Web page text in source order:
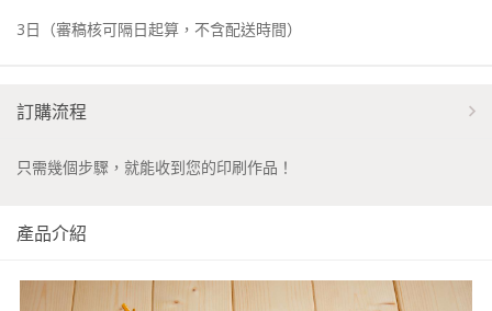
3日 （審稿核可隔日起算，不含配送時間）
訂購流程
只需幾個步驟，就能收到您的印刷作品！
產品介紹